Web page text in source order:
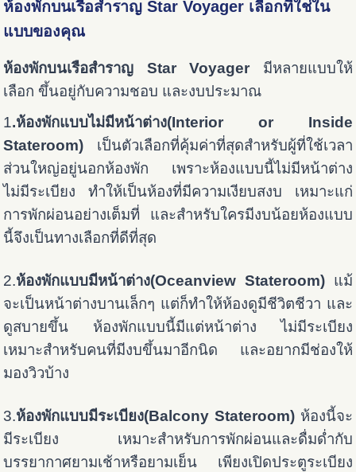
ห้องพักบนเรือสำราญ Star Voyager เลือกที่ใช่ใน
แบบของคุณ
ห้องพักบนเรือสำราญ Star Voyager มีหลายแบบให้
เลือก ขึ้นอยู่กับความชอบ และงบประมาณ
1.ห้องพักแบบไม่มีหน้าต่าง(Interior or Inside
Stateroom) เป็นตัวเลือกที่คุ้มค่าที่สุดสำหรับผู้ที่ใช้เวลา
ส่วนใหญ่อยู่นอกห้องพัก เพราะห้องแบบนี้ไม่มีหน้าต่าง
ไม่มีระเบียง ทำให้เป็นห้องที่มีความเงียบสงบ เหมาะแก่
การพักผ่อนอย่างเต็มที่ และสำหรับใครมีงบน้อยห้องแบบ
นี้จึงเป็นทางเลือกที่ดีที่สุด
2.ห้องพักแบบมีหน้าต่าง(Oceanview Stateroom) แม้
จะเป็นหน้าต่างบานเล็กๆ แต่ก็ทำให้ห้องดูมีชีวิตชีวา และ
ดูสบายขึ้น ห้องพักแบบนี้มีแต่หน้าต่าง ไม่มีระเบียง
เหมาะสำหรับคนที่มีงบขึ้นมาอีกนิด และอยากมีช่องให้
มองวิวบ้าง
3.ห้องพักแบบมีระเบียง(Balcony Stateroom) ห้องนี้จะ
มีระเบียง เหมาะสำหรับการพักผ่อนและดื่มด่ำกับ
บรรยากาศยามเช้าหรือยามเย็น เพียงเปิดประตูระเบียง